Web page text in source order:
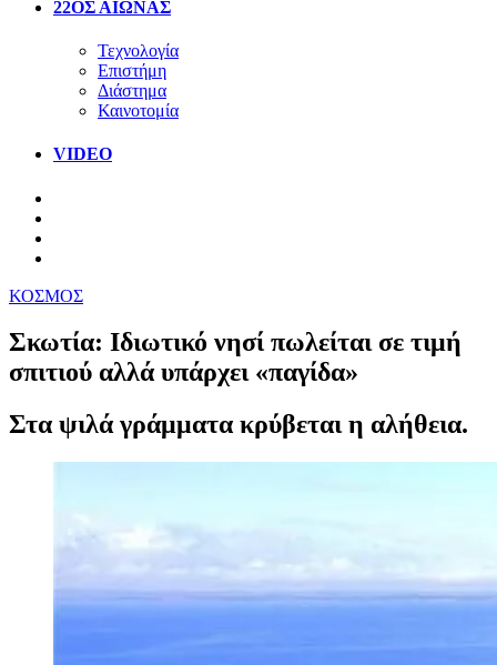
22ΟΣ ΑΙΩΝΑΣ
Τεχνολογία
Επιστήμη
Διάστημα
Καινοτομία
VIDEO
ΚΟΣΜΟΣ
Σκωτία: Ιδιωτικό νησί πωλείται σε τιμή
σπιτιού αλλά υπάρχει «παγίδα»
Στα ψιλά γράμματα κρύβεται η αλήθεια.